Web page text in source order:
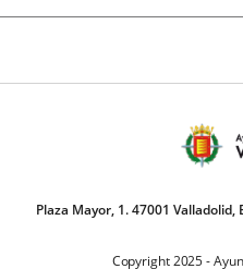
Plaza Mayor, 1. 47001 Valladolid,
Copyright 2025 -